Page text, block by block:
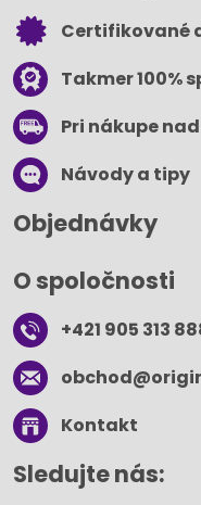
Certifikované
Takmer 100%
Pri nákupe
Návody a tipy
Objednávky
O spoločnosti
+421 905 313
Kontakt
Sledujte nás: